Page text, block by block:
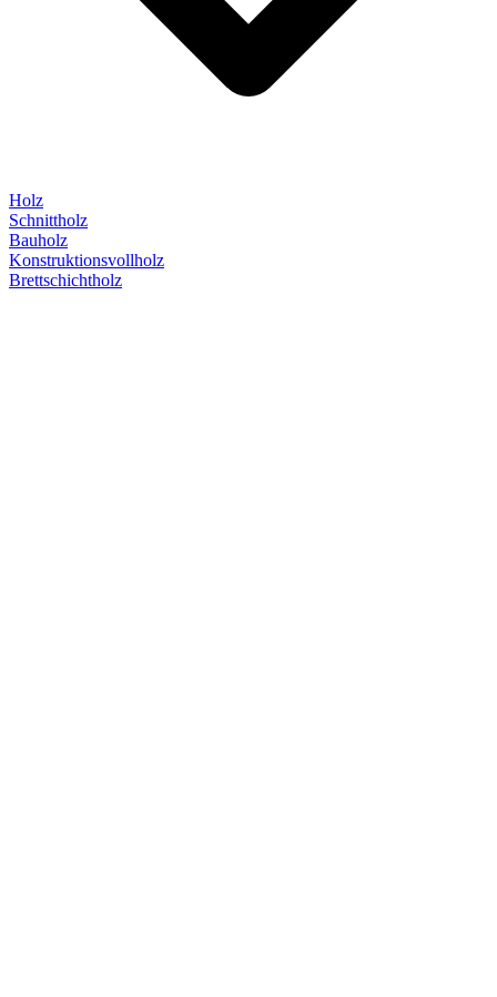
Holz
Schnittholz
Bauholz
Konstruktionsvollholz
Brettschichtholz